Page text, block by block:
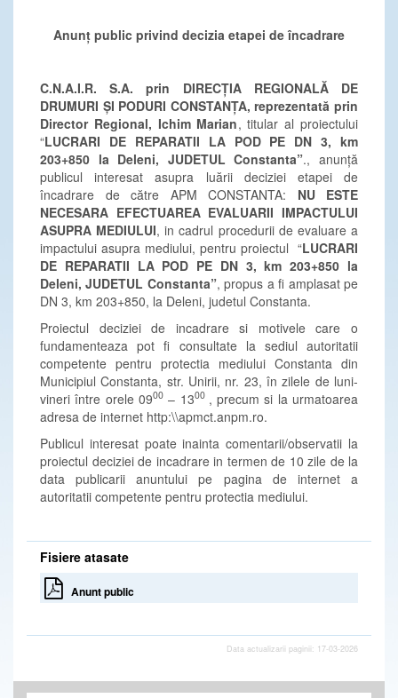
Anunț public privind decizia etapei de încadrare
C.N.A.I.R. S.A. prin DIRECȚIA REGIONALĂ DE
DRUMURI ȘI PODURI CONSTANȚA, reprezentată prin
Director Regional, Ichim Marian, titular al proiectului
“LUCRARI DE REPARATII LA POD PE DN 3, km
203+850 la Deleni, JUDETUL Constanta”., anunță
publicul interesat asupra luării deciziei etapei de
încadrare de către APM CONSTANTA: NU ESTE
NECESARA EFECTUAREA EVALUARII IMPACTULUI
ASUPRA MEDIULUI, in cadrul procedurii de evaluare a
impactului asupra mediului, pentru proiectul “LUCRARI
DE REPARATII LA POD PE DN 3, km 203+850 la
Deleni, JUDETUL Constanta”, propus a fi amplasat pe
DN 3, km 203+850, la Deleni, judetul Constanta.
Proiectul deciziei de incadrare si motivele care o
fundamenteaza pot fi consultate la sediul autoritatii
competente pentru protectia mediului Constanta din
Municipiul Constanta, str. Unirii, nr. 23, în zilele de luni-
vineri între orele 0900– 1300 , precum si la urmatoarea
adresa de internet http:\\apmct.anpm.ro.
Publicul interesat poate inainta comentarii/observatii la
proiectul deciziei de incadrare in termen de 10 zile de la
data publicarii anuntului pe pagina de internet a
autoritatii competente pentru protectia mediului.
Fisiere atasate
Anunt public
Data actualizarii paginii: 17-03-2026